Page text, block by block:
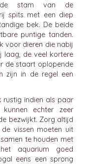
de stam van de
spits met een diep
bek. De beide
puntige tanden.
voor dieren die nabij
laag, de veel kortere
de staart oplopende
zijn in de regel een
rustig indien als paar
kunnen echter zeer
bezwijkt. Zorg altijd
vissen moeten uit
te houden met
aquarium goed
eens een sprong